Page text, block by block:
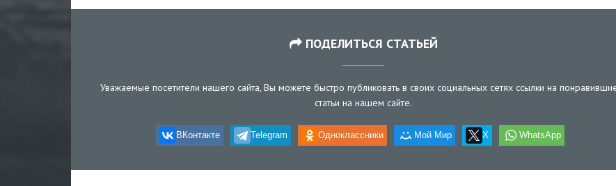
ПОДЕЛИТЬСЯ СТАТЬЕЙ
Уважаемые посетители нашего сайта, Вы можете быстро публиковать в своих социальных сетях ссылки на
статьи на нашем сайте.
ВКонтакте Telegram Одноклассники Мой Мир X WhatsApp